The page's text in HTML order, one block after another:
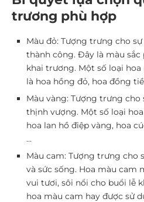
trương phù hợp
Màu đỏ: Tượng trưng cho
thành công. Đây là màu sắc
khai trương. Một số loại
là hoa hồng đỏ, hoa đồng
Màu vàng: Tượng trưng cho
thịnh vượng. Một số loại
hoa lan hồ điệp vàng, hoa
…
Màu cam: Tượng trưng cho
và sức sống. Hoa màu cam
vui tươi, sôi nổi cho buổi lễ
hoa màu cam hay được sử